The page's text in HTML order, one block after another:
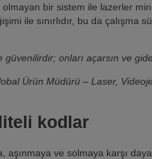
bir sistem ile lazerler
ile sınırlıdır, bu da çalışma
güvenilirdir; onları açarsın ve
Ürün Müdürü – Laser,
kodlar
aşınmaya ve solmaya karşı